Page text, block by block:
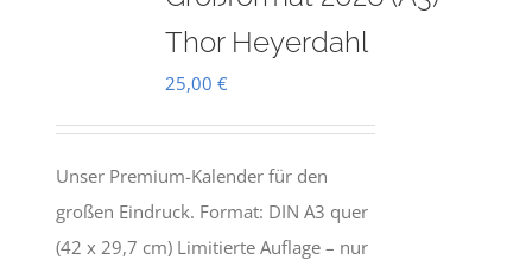
Thor Heyerdahl
25,00€
Unser Premium-Kalender für den
großen Eindruck. Format: DIN A3 quer
(42 x 29,7 cm) Limitierte Auflage – nur